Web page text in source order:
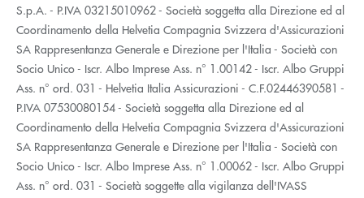
S.p.A. - P.IVA 03215010962 - Società soggetta alla Direzione ed al
Coordinamento della Helvetia Compagnia Svizzera d'Assicurazioni
SA Rappresentanza Generale e Direzione per l'Italia - Società con
Socio Unico - Iscr. Albo Imprese Ass. n° 1.00142 - Iscr. Albo Gruppi
Ass. n° ord. 031 - Helvetia Italia Assicurazioni - C.F.02446390581 -
P.IVA 07530080154 - Società soggetta alla Direzione ed al
Coordinamento della Helvetia Compagnia Svizzera d'Assicurazioni
SA Rappresentanza Generale e Direzione per l'Italia - Società con
Socio Unico - Iscr. Albo Imprese Ass. n° 1.00062 - Iscr. Albo Gruppi
Ass. n° ord. 031 - Società soggette alla vigilanza dell'IVASS